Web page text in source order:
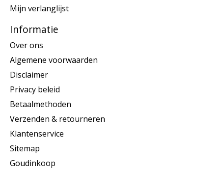
Mijn verlanglijst
Informatie
Over ons
Algemene voorwaarden
Disclaimer
Privacy beleid
Betaalmethoden
Verzenden & retourneren
Klantenservice
Sitemap
Goudinkoop